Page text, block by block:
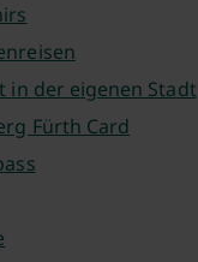
in der eigenen Stadt
Fürth Card